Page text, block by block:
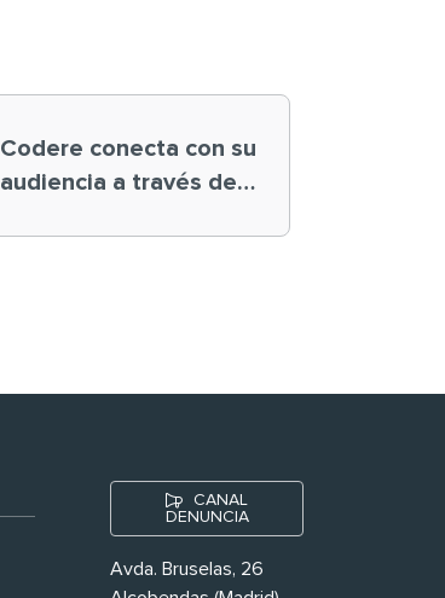
Codere conecta con su
audiencia a través de
CANAL
DENUNCIA
Avda. Bruselas, 26